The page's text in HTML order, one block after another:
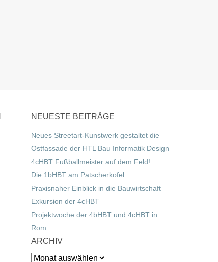
NEUESTE BEITRÄGE
Neues Streetart-Kunstwerk gestaltet die
Ostfassade der HTL Bau Informatik Design
4cHBT Fußballmeister auf dem Feld!
Die 1bHBT am Patscherkofel
Praxisnaher Einblick in die Bauwirtschaft –
Exkursion der 4cHBT
Projektwoche der 4bHBT und 4cHBT in
Rom
ARCHIV
Archiv